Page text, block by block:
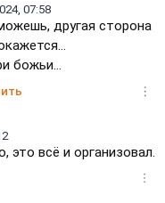
07:58
другая сторона
божьи...
это всё и организовал.